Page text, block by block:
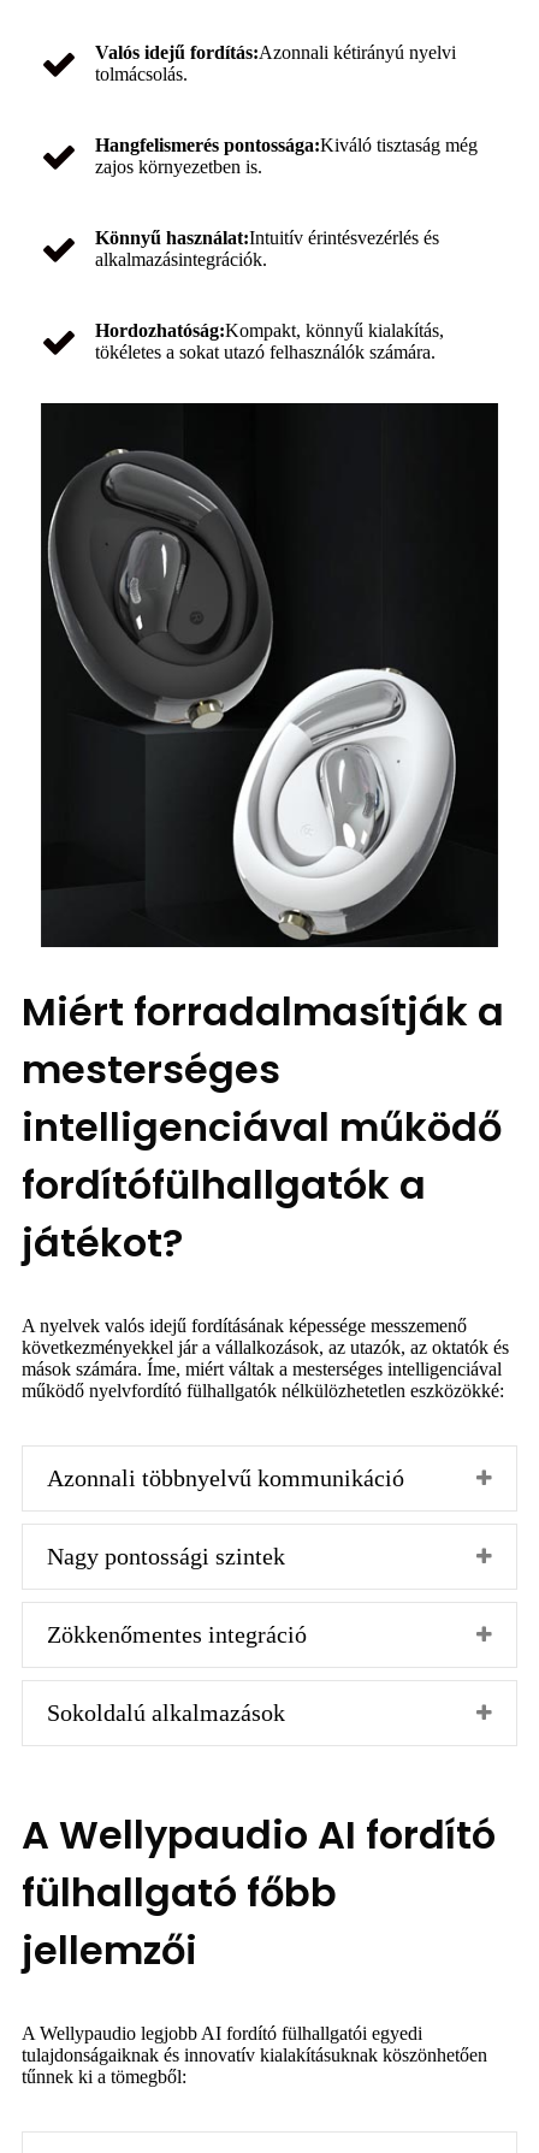
Valós idejű fordítás:Azonnali kétirányú nyelvi
tolmácsolás.
Hangfelismerés pontossága:Kiváló tisztaság még
zajos környezetben is.
Könnyű használat:Intuitív érintésvezérlés és
alkalmazásintegrációk.
Hordozhatóság:Kompakt, könnyű kialakítás,
tökéletes a sokat utazó felhasználók számára.
Miért forradalmasítják a
mesterséges
intelligenciával működő
fordítófülhallgatók a
játékot?
A nyelvek valós idejű fordításának képessége messzemenő
következményekkel jár a vállalkozások, az utazók, az oktatók és
mások számára. Íme, miért váltak a mesterséges intelligenciával
működő nyelvfordító fülhallgatók nélkülözhetetlen eszközökké:
Azonnali többnyelvű kommunikáció
Nagy pontossági szintek
Zökkenőmentes integráció
Sokoldalú alkalmazások
A Wellypaudio AI fordító
fülhallgató főbb
jellemzői
A Wellypaudio legjobb AI fordító fülhallgatói egyedi
tulajdonságaiknak és innovatív kialakításuknak köszönhetően
tűnnek ki a tömegből: